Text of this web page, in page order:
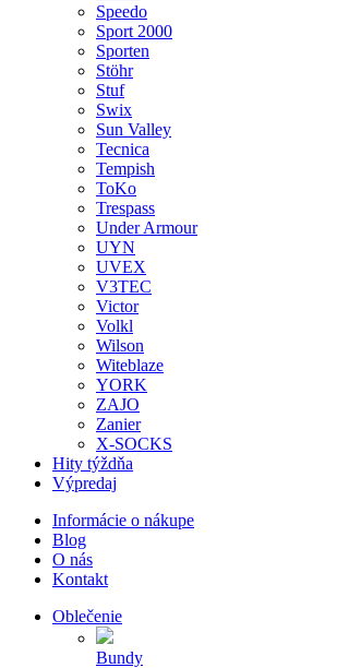
Speedo
Sport 2000
Sporten
Stöhr
Stuf
Swix
Sun Valley
Tecnica
Tempish
ToKo
Trespass
Under Armour
UYN
UVEX
V3TEC
Victor
Volkl
Wilson
Witeblaze
YORK
ZAJO
Zanier
X-SOCKS
Hity týždňa
Výpredaj
Informácie o nákupe
Blog
O nás
Kontakt
Oblečenie
Bundy